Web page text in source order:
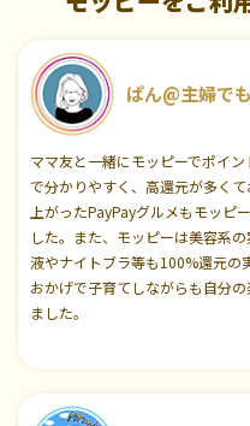
ぱん@主婦で
ママ友と一緒にモッピーでポイ
で分かりやすく、高還元が多く
上がったPayPayグルメもモッピ
した。また、モッピーは美容系
液やナイトブラ等も100%還元の
おかげで子育てしながらも自分
ました。